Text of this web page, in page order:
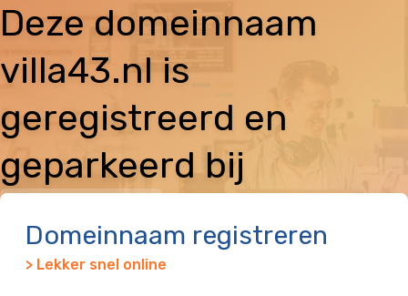
Deze domeinnaam
villa43.nl is
geregistreerd en
geparkeerd bij
Domeinnaam registreren
> Lekker snel online